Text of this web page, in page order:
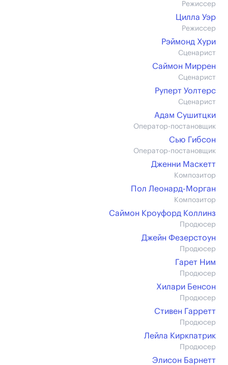
Режиссер
Цилла Уэр
Режиссер
Рэймонд Хури
Сценарист
Саймон Миррен
Сценарист
Руперт Уолтерс
Сценарист
Адам Сушитцки
Оператор-постановщик
Сью Гибсон
Оператор-постановщик
Дженни Маскетт
Композитор
Пол Леонард-Морган
Композитор
Саймон Кроуфорд Коллинз
Продюсер
Джейн Фезерстоун
Продюсер
Гарет Ним
Продюсер
Хилари Бенсон
Продюсер
Стивен Гарретт
Продюсер
Лейла Киркпатрик
Продюсер
Элисон Барнетт